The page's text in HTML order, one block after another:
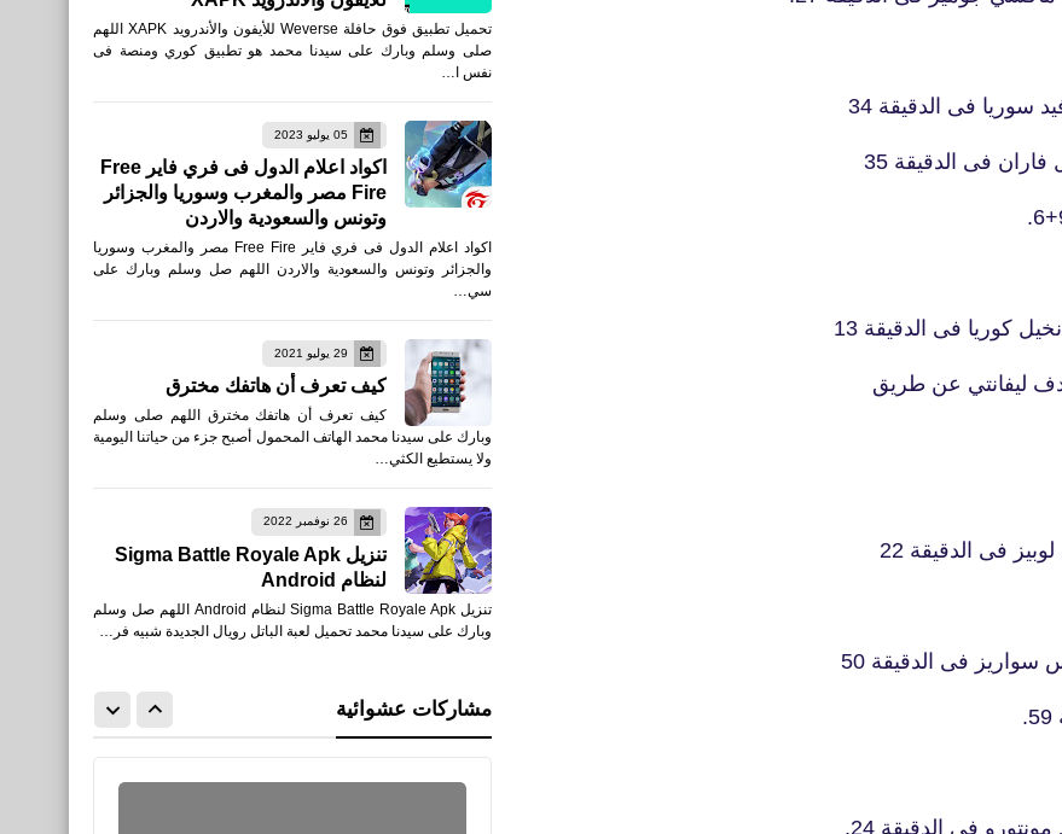
فى الدقيقة 34
فى الدقيقة 35
كوريا فى الدقيقة 13
فى الدقيقة 22
فى الدقيقة 50
فى الدقيقة 24.
تحميل تطبيق فوق حافلة Weverse للأيفون والأندرويد XAPK اللهم
صلى وسلم وبارك على سيدنا محمد هو تطبيق كوري ومنصة فى
نفس ا…
05 يوليو 2023
اكواد اعلام الدول فى فري فاير Free
Fire مصر والمغرب وسوريا والجزائر
وتونس والسعودية والاردن
اكواد اعلام الدول فى فري فاير Free Fire مصر والمغرب وسوريا
والجزائر وتونس والسعودية والاردن اللهم صل وسلم وبارك على
سي…
29 يوليو 2021
كيف تعرف أن هاتفك مخترق
كيف تعرف أن هاتفك مخترق اللهم صلى وسلم
وبارك على سيدنا محمد الهاتف المحمول أصبح جزء من حياتنا اليومية
ولا يستطيع الكثي…
26 نوفمبر 2022
تنزيل Sigma Battle Royale Apk
لنظام Android
تنزيل Sigma Battle Royale Apk لنظام Android اللهم صل وسلم
وبارك على سيدنا محمد تحميل لعبة الباتل رويال الجديدة شبيه فر…
مشاركات عشوائية
برامج كمبيوتر
برنامج للبحث عن تعريف كارت
الانترنت بدون اتصال بالانترنت
اخبار
مقتل عبدالعزيز الفغم الحارس
الشخصي للملك سلمان
رياضة
2019/2020